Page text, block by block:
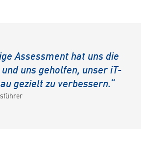
Assessment hat uns die
uns geholfen, unser iT-
gezielt zu verbessern.“